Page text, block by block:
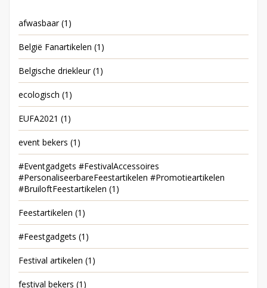
afwasbaar(1)
België Fanartikelen (1)
Belgische driekleur(1)
ecologisch (1)
EUFA2021 (1)
event bekers (1)
#Eventgadgets #FestivalAccessoires
#PersonaliseerbareFeestartikelen #Promotieartikelen
#BruiloftFeestartikelen (1)
Feestartikelen (1)
#Feestgadgets (1)
Festival artikelen (1)
festival bekers (1)